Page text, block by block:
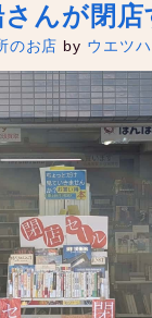
んが閉店
のお店 by ウエツ